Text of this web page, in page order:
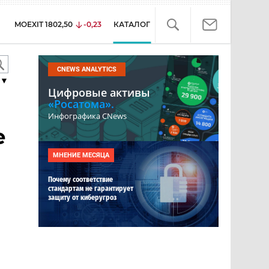
MOEXIT 1802,50 -0,23 КАТАЛОГ
CNEWS ANALYTICS
Цифровые активы
«Росатома».
Инфографика CNews
МНЕНИЕ МЕСЯЦА
Почему соответствие
стандартам не гарантирует
защиту от киберугроз